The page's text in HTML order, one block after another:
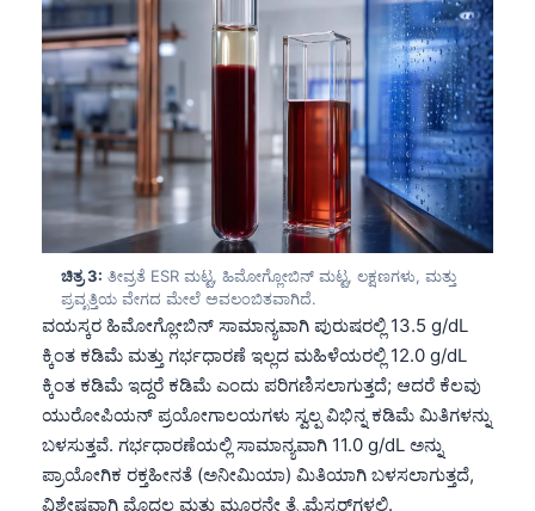
ಚಿತ್ರ 3: ತೀವ್ರತೆ ESR ಮಟ್ಟ, ಹಿಮೋಗ್ಲೋಬಿನ್ ಮಟ್ಟ, ಲಕ್ಷಣಗಳು, ಮತ್ತು
ಪ್ರವೃತ್ತಿಯ ವೇಗದ ಮೇಲೆ ಅವಲಂಬಿತವಾಗಿದೆ.
ವಯಸ್ಕರ ಹಿಮೋಗ್ಲೋಬಿನ್ ಸಾಮಾನ್ಯವಾಗಿ ಪುರುಷರಲ್ಲಿ 13.5 g/dL
ಕ್ಕಿಂತ ಕಡಿಮೆ ಮತ್ತು ಗರ್ಭಧಾರಣೆ ಇಲ್ಲದ ಮಹಿಳೆಯರಲ್ಲಿ 12.0 g/dL
ಕ್ಕಿಂತ ಕಡಿಮೆ ಇದ್ದರೆ ಕಡಿಮೆ ಎಂದು ಪರಿಗಣಿಸಲಾಗುತ್ತದೆ; ಆದರೆ ಕೆಲವು
ಯುರೋಪಿಯನ್ ಪ್ರಯೋಗಾಲಯಗಳು ಸ್ವಲ್ಪ ವಿಭಿನ್ನ ಕಡಿಮೆ ಮಿತಿಗಳನ್ನು
ಬಳಸುತ್ತವೆ. ಗರ್ಭಧಾರಣೆಯಲ್ಲಿ ಸಾಮಾನ್ಯವಾಗಿ 11.0 g/dL ಅನ್ನು
ಪ್ರಾಯೋಗಿಕ ರಕ್ತಹೀನತೆ (ಅನೀಮಿಯಾ) ಮಿತಿಯಾಗಿ ಬಳಸಲಾಗುತ್ತದೆ,
ವಿಶೇಷವಾಗಿ ಮೊದಲ ಮತ್ತು ಮೂರನೇ ತ್ರೈಮೆಸ್ಟರ್‌ಗಳಲ್ಲಿ.